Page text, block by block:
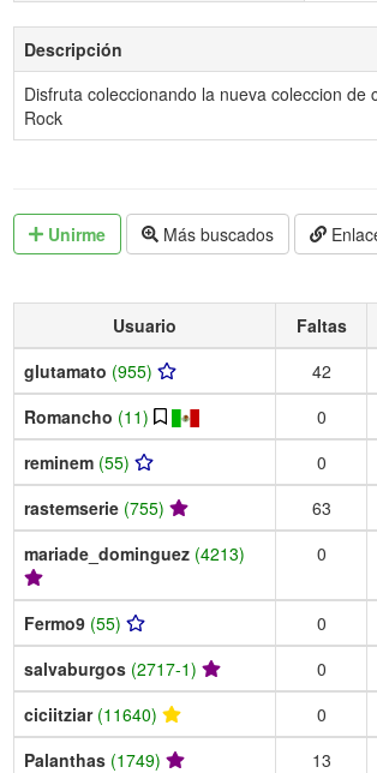
Descripción
Disfruta coleccionando la nueva coleccion de
Rock
Unirme Más buscados
Usuario Faltas
glutamato (955) 42
Romancho (11) 0
reminem (55) 0
rastemserie (755) 63
mariade_dominguez (4213) 0
Fermo9 (55) 0
salvaburgos (2717-1) 0
ciciitziar (11640) 0
Palanthas (1749) 13